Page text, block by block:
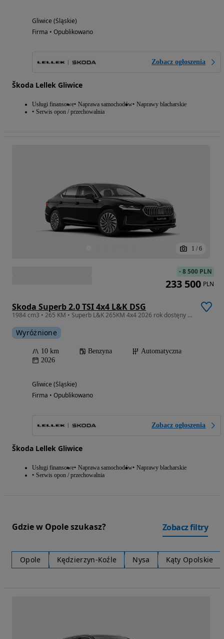
Gliwice (Śląskie)
Firma • Opublikowano
Zobacz ogłoszenia
Škoda Lellek Gliwice
Usługi finansowe Naprawa samochodów Naprawy blacharskie
Serwis opon / przechowalnia
1 / 6
Skoda Superb 2.0 TSI 4x4 L&K DSG
1984 cm3 • 265 KM • Superb L&K 265KM 4x4 2026 rok dostęny od ręki
Wyróżnione
10 km Benzyna
Automatyczna
2026
Gliwice (Śląskie)
Firma • Opublikowano
Zobacz ogłoszenia
Škoda Lellek Gliwice
Usługi finansowe Naprawa samochodów Naprawy blacharskie
Serwis opon / przechowalnia
-8 500 PLN
233 500 PLN
Gdzie w Opole szukasz? Zobacz filtry
Opole Kędzierzyn-Koźle Nysa Kąty Opolskie